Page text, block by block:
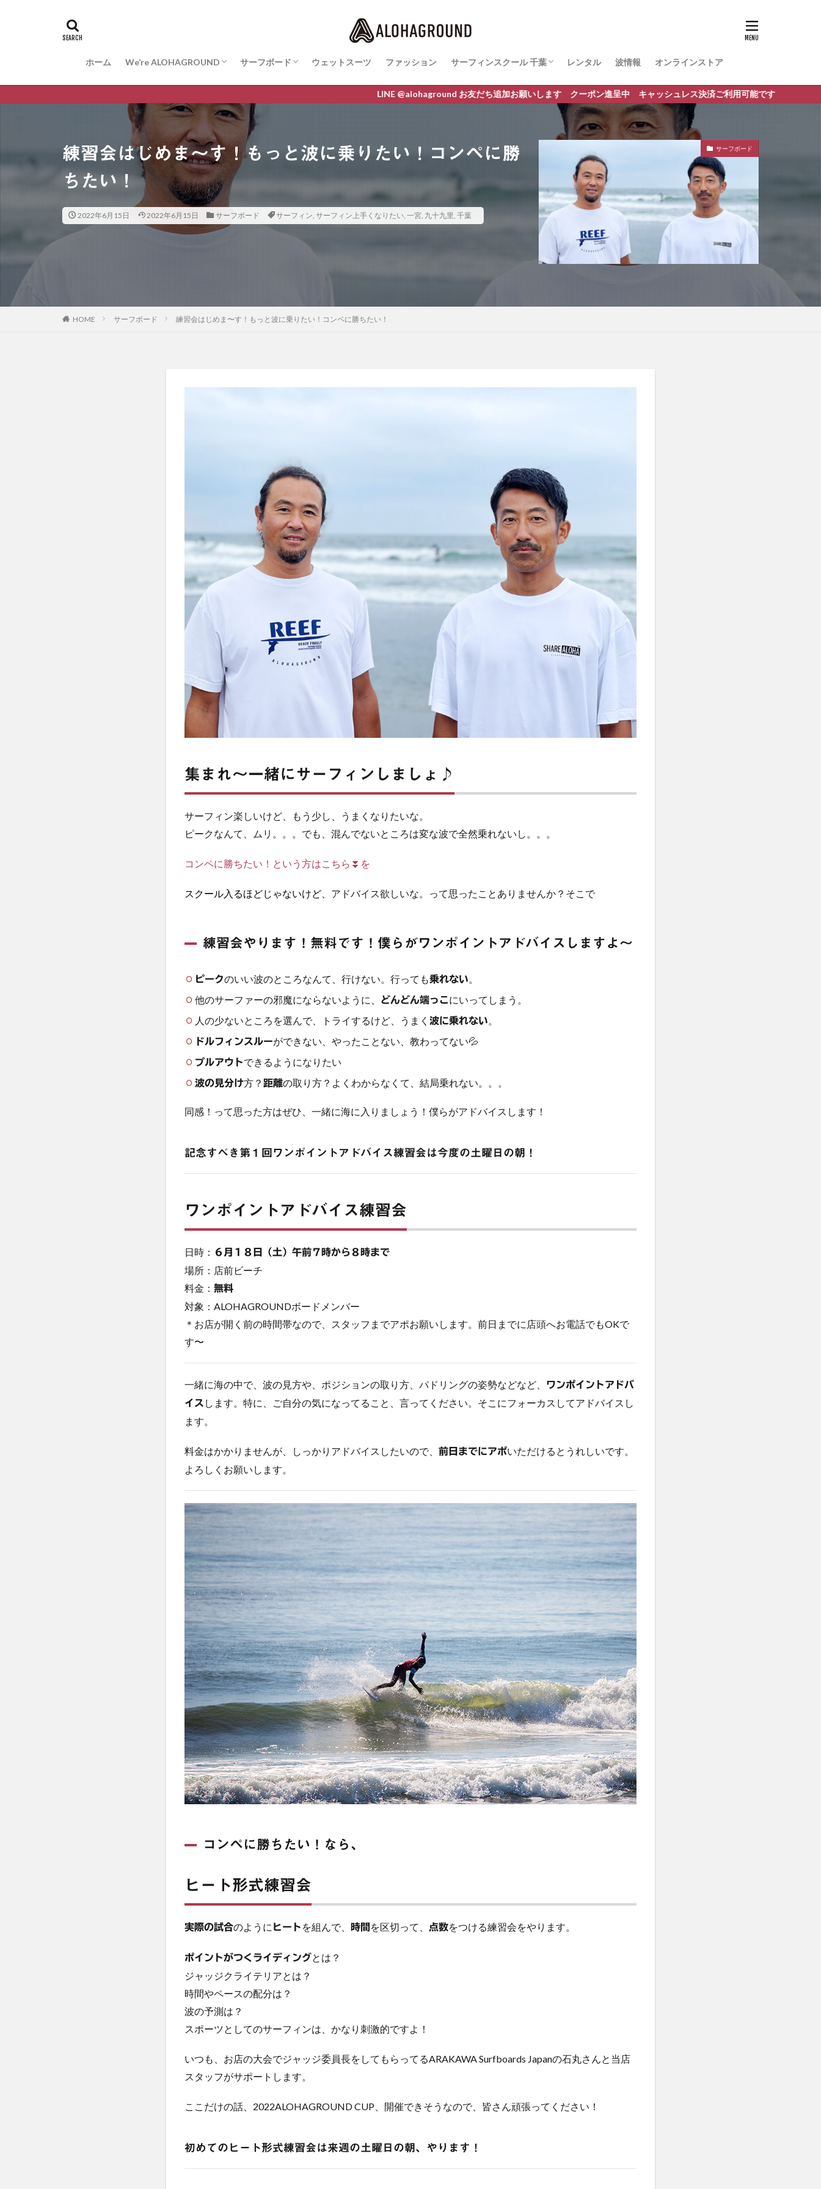
ホーム We’re ALOHAGROUND
お問合せ
サーフボード
サーフボード最新情報
ARAKAWA
VESSO
WISDOM LINE
ウェットスーツ ファッション サーフィンスクール 千葉
サーフィンスクールレポート
レンタル 波情報 オンラインストア
LINE @alohaground お友だち追加お願いします クーポン進呈中 キャッシュレス決済ご利用可能です
練習会はじめま〜す！もっと波に乗りたい！コンペに勝
ちたい！
2022年6月15日 2022年6月15日 サーフボード サーフィン, サーフィン上手くなりたい, 一宮, 九十九里, 千葉
サーフボード
HOME サーフボード 練習会はじめま〜す！もっと波に乗りたい！コンペに勝ちたい！
集まれ〜一緒にサーフィンしましょ♪
サーフィン楽しいけど、もう少し、うまくなりたいな。
ピークなんて、ムリ。。。でも、混んでないところは変な波で全然乗れないし。。。
コンペに勝ちたい！という方はこちら⏬を
スクール入るほどじゃないけど、 アドバイス欲しいな。って思ったことありませんか？そこで
練習会やります！無料です！僕らがワンポイントアドバイスしますよ〜
ピークのいい波のところなんて、行けない。行っても乗れない。
他のサーファーの邪魔にならないように、
どんどん端っこにいってしまう。
人の少ないところを選んで、トライするけど、うまく 波に乗れない。
ドルフィンスルーができない、やったことない、教わってない💦
プルアウトできるようになりたい
波の見分け方？ 距離の取り方？よくわからなくて、結局乗れない。。。
同感！って思った方はぜひ、一緒に海に入りましょう！僕らがアドバイスします！
記念すべき第１回ワンポイントアドバイス練習会は今度の土曜日の朝！
ワンポイントアドバイス練習会
日時： ６月１８日（土）午前７時から８時まで
場所：店前ビーチ
料金： 無料
対象：ALOHAGROUNDボードメンバー
＊お店が開く前の時間帯なので、スタッフまでアポお願いします。前日までに店頭へお電話でもOKで
す〜
一緒に海の中で、波の見方や、ポジションの取り方、パドリングの姿勢などなど、
ワンポイントアドバ
イス します。特に、ご自分の気になってること、言ってください。そこにフォーカスしてアドバイスし
ます。
料金はかかりませんが、しっかりアドバイスしたいので、 前日までにアポいただけるとうれしいです。
よろしくお願いします。
コンペに勝ちたい！なら、
ヒート形式練習会
実際の試合のように ヒート を組んで、 時間 を区切って、 点数をつける練習会をやります。
ポイントがつくライディングとは？
ジャッジクライテリアとは？
時間やペースの配分は？
波の予測は？
スポーツとしてのサーフィンは、かなり刺激的ですよ！
いつも、お店の大会でジャッジ委員長をしてもらってるARAKAWA Surfboards Japanの石丸さんと当店
スタッフがサポートします。
ここだけの話、2022ALOHAGROUND CUP、開催できそうなので、皆さん頑張ってください！
初めてのヒート形式練習会は来週の土曜日の朝、やります！